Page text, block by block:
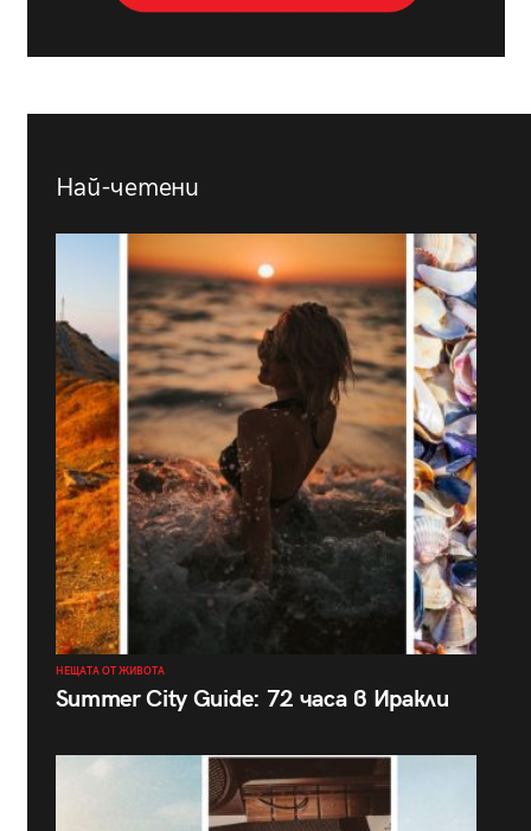
Най-четени
НЕЩАТА ОТ ЖИВОТА
Summer City Guide: 72 часа в Иракли